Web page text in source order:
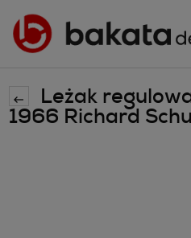
Leżak
1966 Richard